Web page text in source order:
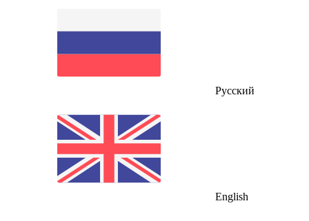
Русский
English